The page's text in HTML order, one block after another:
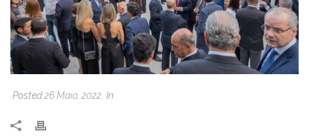
Posted26 Maio, 2022 In